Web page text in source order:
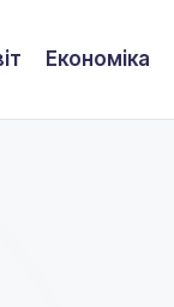
Економіка